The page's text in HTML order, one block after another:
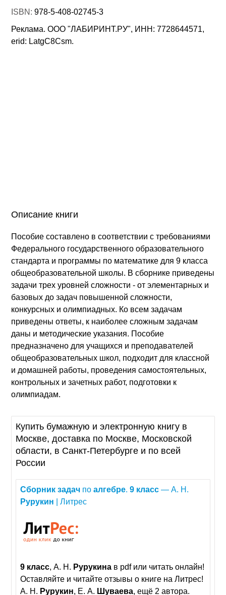
ISBN:978-5-408-02745-3
Реклама. ООО "ЛАБИРИНТ.РУ", ИНН: 7728644571,
erid: LatgC8Csm.
Описание книги
Пособие составлено в соответствии с требованиями
Федерального государственного образовательного
стандарта и программы по математике для 9 класса
общеобразовательной школы. В сборнике приведены
задачи трех уровней сложности - от элементарных и
базовых до задач повышенной сложности,
конкурсных и олимпиадных. Ко всем задачам
приведены ответы, к наиболее сложным задачам
даны и методические указания. Пособие
предназначено для учащихся и преподавателей
общеобразовательных школ, подходит для классной
и домашней работы, проведения самостоятельных,
контрольных и зачетных работ, подготовки к
олимпиадам.
Купить бумажную и электронную книгу в
Москве, доставка по Москве, Московской
области, в Санкт-Петербурге и по всей
России
Сборник задач поалгебре.9 класс — А. Н.
Рурукин | Литрес
9 класс, А. Н. Рурукина в pdf или читать онлайн!
Оставляйте и читайте отзывы о книге на Литрес!
А. Н. Рурукин, Е. А. Шуваева, ещё 2 автора.